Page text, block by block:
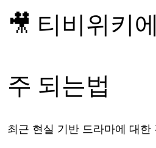
🎥 티비위키
주 되는법
최근 현실 기반 드라마에 대한